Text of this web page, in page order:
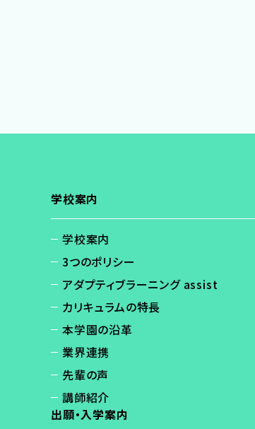
学校案内
学校案内
3つのポリシー
アダプティブラーニング assist
カリキュラムの特長
本学園の沿革
業界連携
先輩の声
講師紹介
出願・入学案内